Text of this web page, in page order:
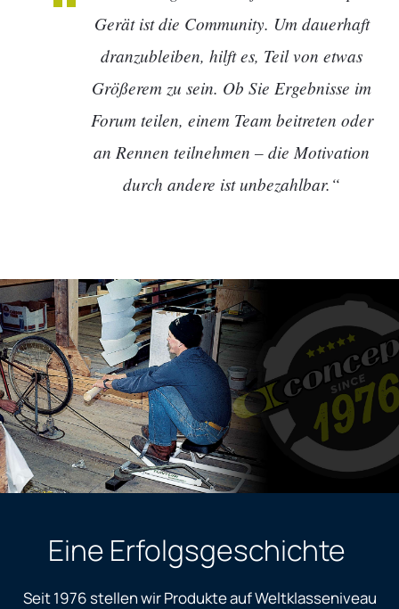
Gerät ist die Community. Um dauerhaft
dranzubleiben, hilft es, Teil von etwas
Größerem zu sein. Ob Sie Ergebnisse im
Forum teilen, einem Team beitreten oder
an Rennen teilnehmen – die Motivation
durch andere ist unbezahlbar.“
Eine Erfolgsgeschichte
Seit 1976 stellen wir Produkte auf Weltklasseniveau